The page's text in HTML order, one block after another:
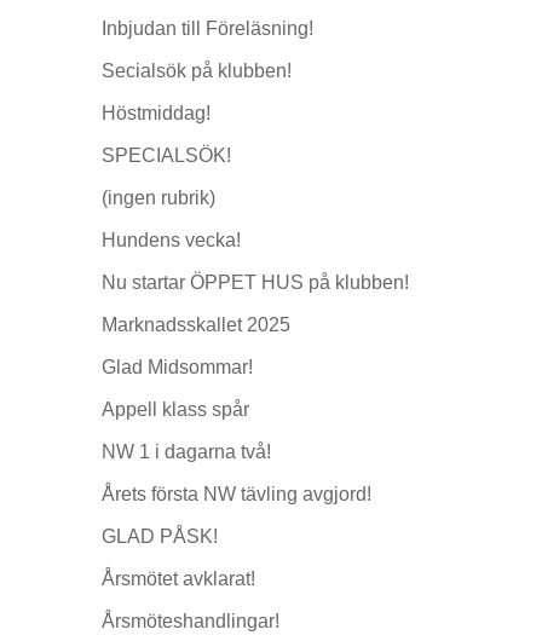
Inbjudan till Föreläsning!
Secialsök på klubben!
Höstmiddag!
SPECIALSÖK!
(ingen rubrik)
Hundens vecka!
Nu startar ÖPPET HUS på klubben!
Marknadsskallet 2025
Glad Midsommar!
Appell klass spår
NW 1 i dagarna två!
Årets första NW tävling avgjord!
GLAD PÅSK!
Årsmötet avklarat!
Årsmöteshandlingar!